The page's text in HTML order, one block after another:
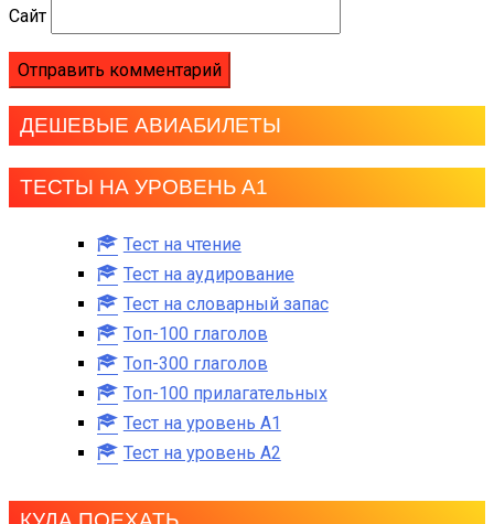
Сайт
ДЕШЕВЫЕ АВИАБИЛЕТЫ
ТЕСТЫ НА УРОВЕНЬ А1
Тест на чтение
Тест на аудирование
Тест на словарный запас
Топ-100 глаголов
Топ-300 глаголов
Топ-100 прилагательных
Тест на уровень A1
Тест на уровень A2